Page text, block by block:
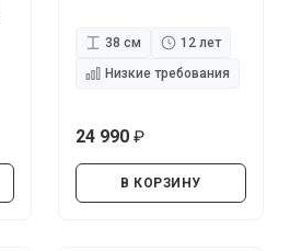
38 см
12 лет
Низкие требования
24 990
В КОРЗИНУ